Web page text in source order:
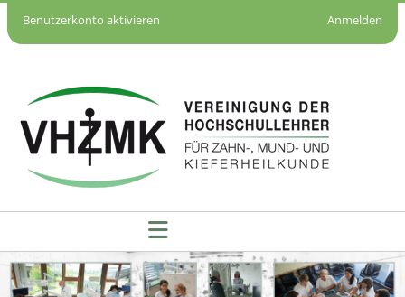
Benutzerkonto aktivieren Anmelden
Über uns - VHZMK